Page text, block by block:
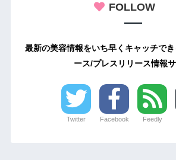
FOLLOW
最新の美容情報をいち早くキャッチで
ース/プレスリリース情報
Twitter Facebook Feedly